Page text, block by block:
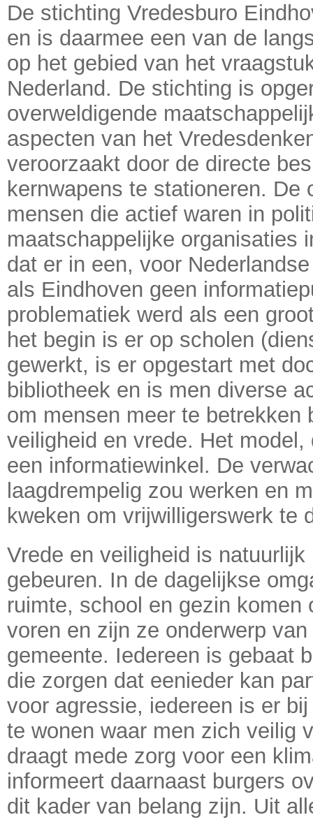
De stichting Vredesburo
en is daarmee een van de
op het gebied van het
Nederland. De stichting is
overweldigende
aspecten van het
veroorzaakt door de directe
kernwapens te stationeren. De
mensen die actief waren in
maatschappelijke organisaties
dat er in een, voor
als Eindhoven geen
problematiek werd als een
het begin is er op scholen
gewerkt, is er opgestart met
bibliotheek en is men diverse
om mensen meer te betrekken
veiligheid en vrede. Het
een informatiewinkel. De
laagdrempelig zou werken en
kweken om vrijwilligerswerk te
Vrede en veiligheid is
gebeuren. In de dagelijkse
ruimte, school en gezin komen
voren en zijn ze onderwerp
gemeente. Iedereen is gebaat
die zorgen dat eenieder kan
voor agressie, iedereen is er
te wonen waar men zich veilig
draagt mede zorg voor een
informeert daarnaast burgers
dit kader van belang zijn. Uit